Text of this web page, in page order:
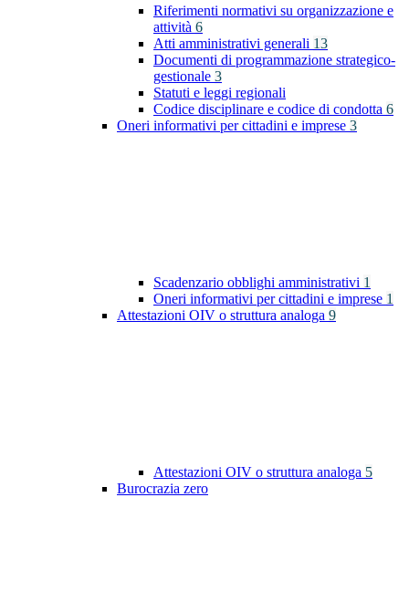
Riferimenti normativi su organizzazione e
attività 6
Atti amministrativi generali 13
Documenti di programmazione strategico-
gestionale 3
Statuti e leggi regionali
Codice disciplinare e codice di condotta 6
Oneri informativi per cittadini e imprese 3
Scadenzario obblighi amministrativi 1
Oneri informativi per cittadini e imprese 1
Attestazioni OIV o struttura analoga 9
Attestazioni OIV o struttura analoga 5
Burocrazia zero